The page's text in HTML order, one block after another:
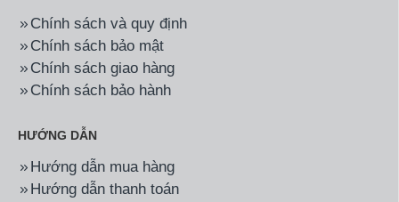
Chính sách và quy định
Chính sách bảo mật
Chính sách giao hàng
Chính sách bảo hành
HƯỚNG DẪN
Hướng dẫn mua hàng
Hướng dẫn thanh toán